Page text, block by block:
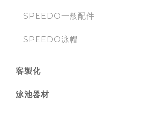
SPEEDO一般配件
SPEEDO泳帽
客製化
泳池器材